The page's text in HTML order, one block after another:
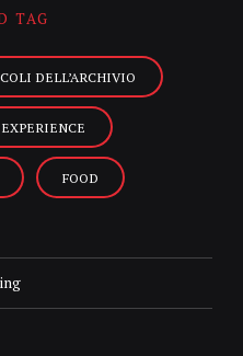
TAG
DELL’ARCHIVIO
FOOD